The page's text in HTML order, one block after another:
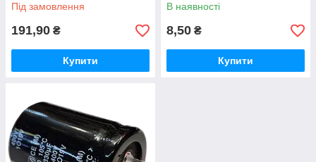
Під замовлення
191,90 ₴
Купити
В наявності
8,50 ₴
Купити